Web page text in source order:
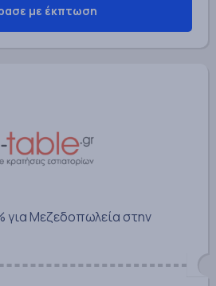
με έκπτωση
Μεζεδοπωλεία στην